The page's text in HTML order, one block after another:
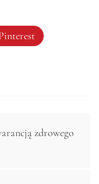
zdrowego